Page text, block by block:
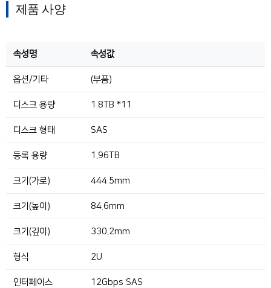
제품 사양
속성명 속성값
옵션/기타 (부품)
디스크 용량 1.8TB *11
디스크 형태 SAS
등록 용량 1.96TB
크기(가로) 444.5mm
크기(높이) 84.6mm
크기(깊이) 330.2mm
형식 2U
인터페이스 12Gbps SAS